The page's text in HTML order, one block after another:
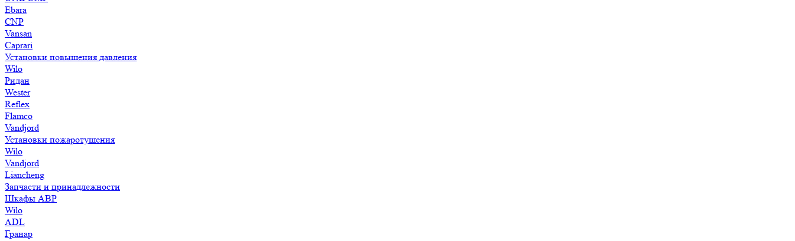
Ebara
CNP
Vansan
Caprari
Установки повышения давления
Wilo
Ридан
Wester
Reflex
Flamco
Vandjord
Установки пожаротушения
Wilo
Vandjord
Liancheng
Запчасти и принадлежности
Шкафы АВР
Wilo
ADL
Гранар